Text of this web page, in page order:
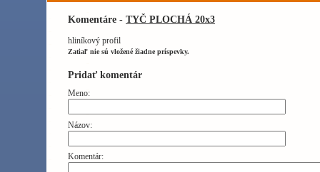
Komentáre - TYČ PLOCHÁ 20x3
hliníkový profil
Zatiaľ nie sú vložené žiadne príspevky.
Pridať komentár
Meno:
Názov:
Komentár: